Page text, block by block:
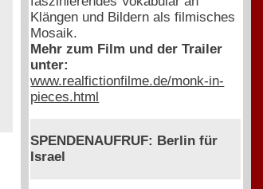
Klängen und Bildern als filmisches
Mosaik.
Mehr zum Film und der Trailer
unter:
www.realfictionfilme.de/monk-in-
pieces.html
SPENDENAUFRUF: Berlin für
Israel